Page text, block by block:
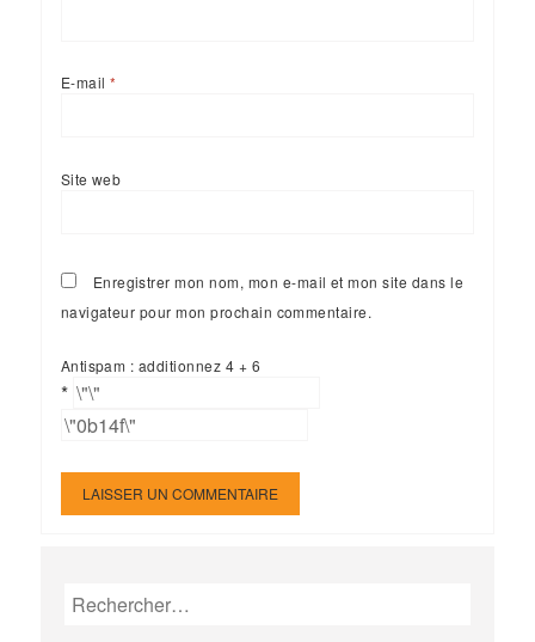
E-mail *
Site web
Enregistrer mon nom, mon e-mail et mon site dans le
navigateur pour mon prochain commentaire.
Antispam : additionnez 4 + 6
*
Rechercher :